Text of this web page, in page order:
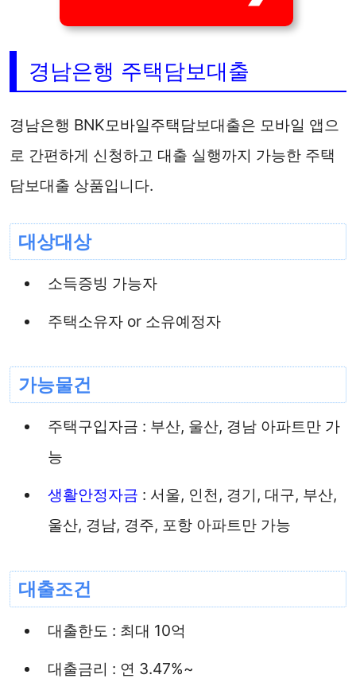
경남은행 주택담보대출
경남은행 BNK모바일주택담보대출은 모바일 앱으
로 간편하게 신청하고 대출 실행까지 가능한 주택
담보대출 상품입니다.
대상대상
소득증빙 가능자
주택소유자 or 소유예정자
가능물건
주택구입자금 : 부산, 울산, 경남 아파트만 가
능
생활안정자금 : 서울, 인천, 경기, 대구, 부산,
울산, 경남, 경주, 포항 아파트만 가능
대출조건
대출한도 : 최대 10억
대출금리 : 연 3.47%~